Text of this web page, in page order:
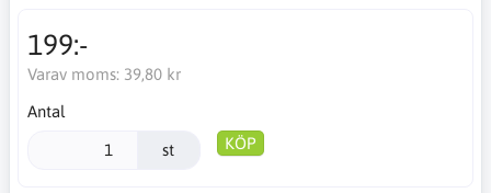
199:-
Varav moms: 39,80 kr
Antal
st KÖP